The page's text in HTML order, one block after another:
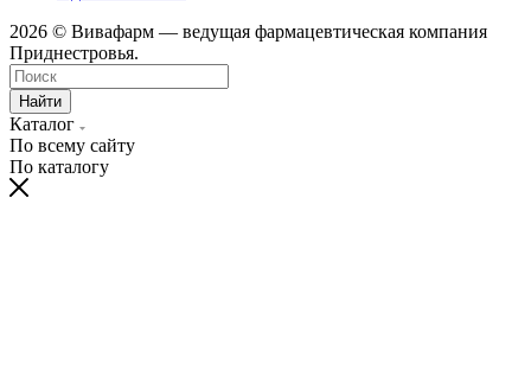
2026 © Вивафарм — ведущая фармацевтическая компания
Приднестровья.
Найти
Каталог
По всему сайту
По каталогу